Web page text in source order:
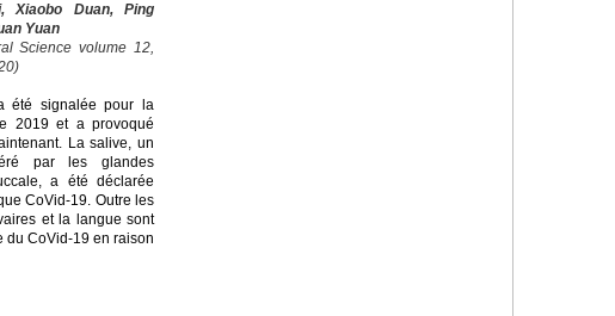
Xiaobo Duan, Ping
Yuan
Science volume 12,
été signalée pour la
2019 et a provoqué
La salive, un
par les glandes
a été déclarée
CoVid-19. Outre les
et la langue sont
du CoVid-19 en raison